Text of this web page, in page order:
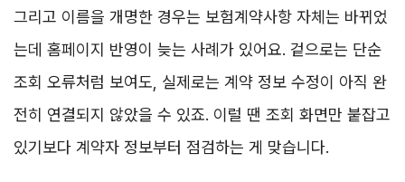
그리고 이름을 개명한 경우는 보험계약사항 자체는 바뀌었
는데 홈페이지 반영이 늦는 사례가 있어요. 겉으로는 단순
조회 오류처럼 보여도, 실제로는 계약 정보 수정이 아직 완
전히 연결되지 않았을 수 있죠. 이럴 땐 조회 화면만 붙잡고
있기보다 계약자 정보부터 점검하는 게 맞습니다.